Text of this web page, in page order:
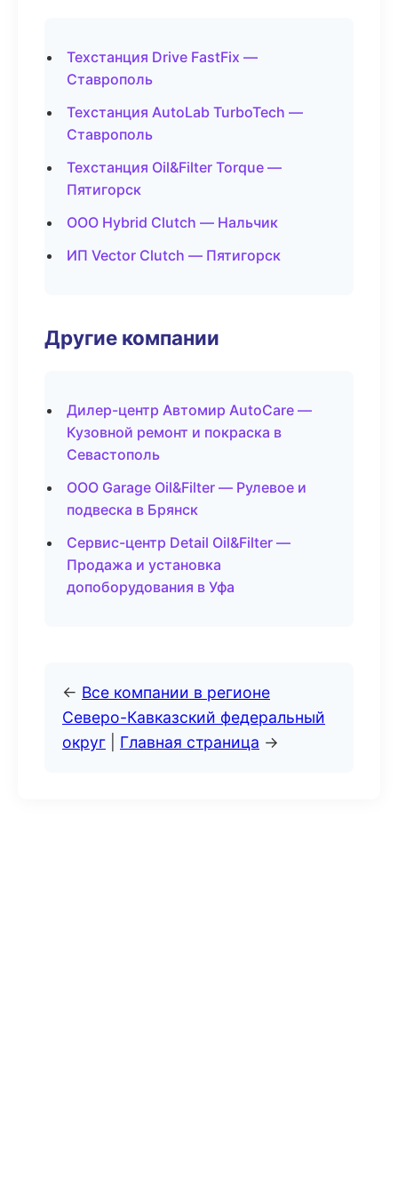
Техстанция Drive FastFix —
Ставрополь
Техстанция AutoLab TurboTech —
Ставрополь
Техстанция Oil&Filter Torque —
Пятигорск
ООО Hybrid Clutch — Нальчик
ИП Vector Clutch — Пятигорск
Другие компании
Дилер-центр Автомир AutoCare —
Кузовной ремонт и покраска в
Севастополь
ООО Garage Oil&Filter — Рулевое и
подвеска в Брянск
Сервис-центр Detail Oil&Filter —
Продажа и установка
допоборудования в Уфа
← Все компании в регионе
Северо-Кавказский федеральный
округ
Главная страница →